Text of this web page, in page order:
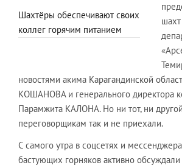
Шахтёры обеспечивают своих
коллег горячим питанием
новостями акима Карагандинской
КОШАНОВА и генерального директора
Парамжита КАЛОНА. Но ни тот, ни
переговорщикам так и не приехали.
С самого утра в соцсетях и
бастующих горняков активно